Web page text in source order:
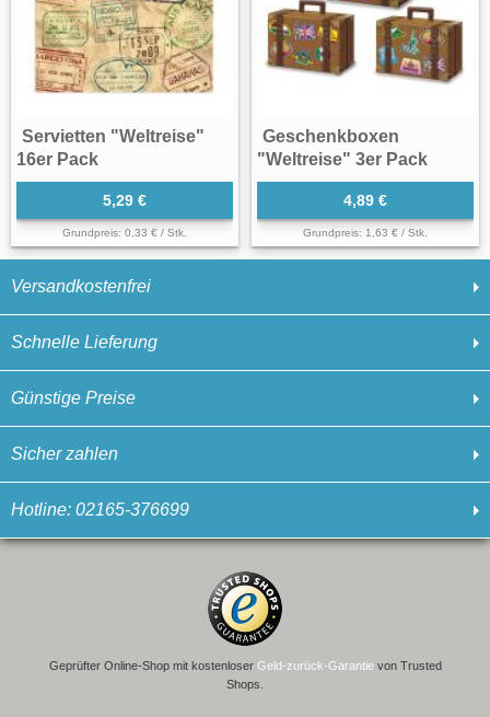
Versandkostenfrei
Schnelle Lieferung
Günstige Preise
Sicher zahlen
Hotline: 02165-376699
Servietten "Weltreise"
16er Pack
5,29 €
Grundpreis: 0,33 € / Stk.
Geschenkboxen
"Weltreise" 3er Pack
4,89 €
Grundpreis: 1,63 € / Stk.
Geprüfter Online-Shop mit kostenloser Geld-zurück-Garantievon Trusted
Shops.